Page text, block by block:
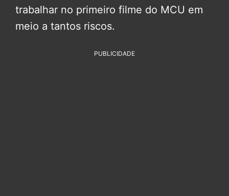
trabalhar no primeiro filme do MCU em
meio a tantos riscos.
PUBLICIDADE